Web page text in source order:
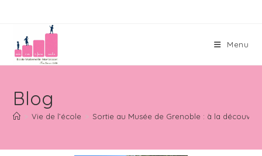
Menu
Blog
> Vie de l’école > Sortie au Musée de Grenoble : à la